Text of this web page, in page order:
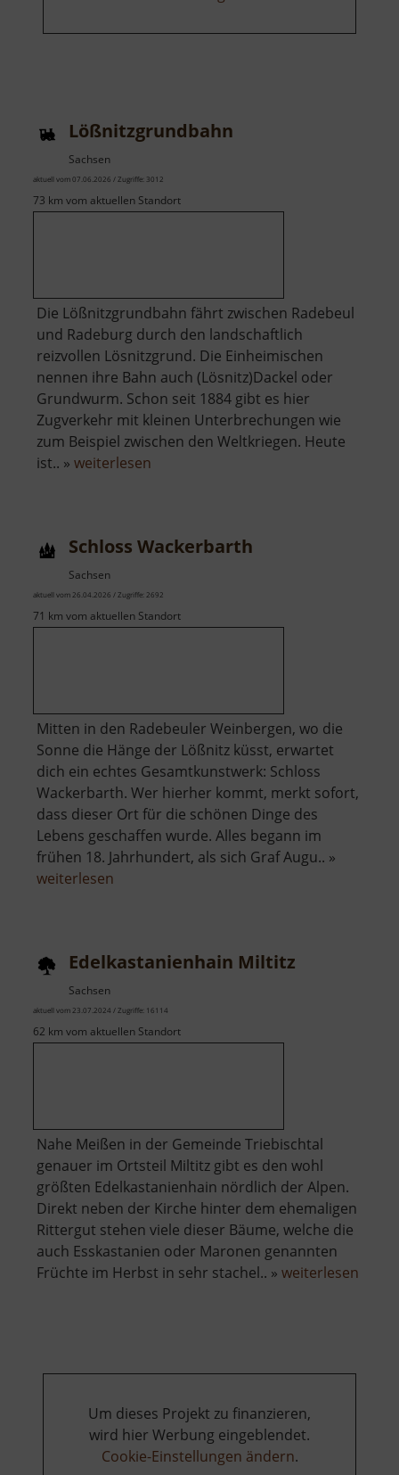
Lößnitzgrundbahn
Sachsen
aktuell vom 07.06.2026 / Zugriffe: 3012
73 km vom aktuellen Standort
Die Lößnitzgrundbahn fährt zwischen Radebeul
und Radeburg durch den landschaftlich
reizvollen Lösnitzgrund. Die Einheimischen
nennen ihre Bahn auch (Lösnitz)Dackel oder
Grundwurm. Schon seit 1884 gibt es hier
Zugverkehr mit kleinen Unterbrechungen wie
zum Beispiel zwischen den Weltkriegen. Heute
ist.. » weiterlesen
Schloss Wackerbarth
Sachsen
aktuell vom 26.04.2026 / Zugriffe: 2692
71 km vom aktuellen Standort
Mitten in den Radebeuler Weinbergen, wo die
Sonne die Hänge der Lößnitz küsst, erwartet
dich ein echtes Gesamtkunstwerk: Schloss
Wackerbarth. Wer hierher kommt, merkt sofort,
dass dieser Ort für die schönen Dinge des
Lebens geschaffen wurde. Alles begann im
frühen 18. Jahrhundert, als sich Graf Augu.. »
weiterlesen
Edelkastanienhain Miltitz
Sachsen
aktuell vom 23.07.2024 / Zugriffe: 16114
62 km vom aktuellen Standort
Nahe Meißen in der Gemeinde Triebischtal
genauer im Ortsteil Miltitz gibt es den wohl
größten Edelkastanienhain nördlich der Alpen.
Direkt neben der Kirche hinter dem ehemaligen
Rittergut stehen viele dieser Bäume, welche die
auch Esskastanien oder Maronen genannten
Früchte im Herbst in sehr stachel.. » weiterlesen
Um dieses Projekt zu finanzieren,
wird hier Werbung eingeblendet.
Cookie-Einstellungen ändern.